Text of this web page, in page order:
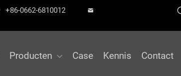
+86-0662-6810012
Producten Case Kennis Contact